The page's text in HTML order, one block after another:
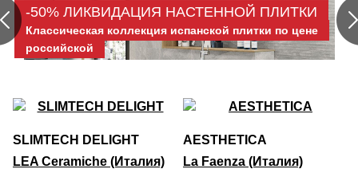
-50% ЛИКВИДАЦИЯ НАСТЕННОЙ ПЛИТКИ
Классическая коллекция испанской плитки по цене
российской
SLIMTECH DELIGHT
LEA Ceramiche (Италия)
AESTHETICA
La Faenza (Италия)